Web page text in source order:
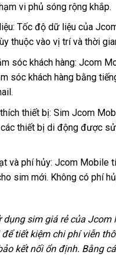
vi phủ sóng rộng khắp.
Tốc độ dữ liệu của
thuộc vào vị trí và thời
sóc khách hàng: Jcom
sóc khách hàng bằng
thiết bị: Sim Jcom
thiết bị di động được
và phí hủy: Jcom Mobile
sim mới. Không có phí
dụng sim giá rẻ của Jcom
tiết kiệm chi phí viễn
kết nối ổn định. Bằng